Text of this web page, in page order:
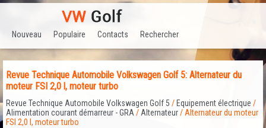
Nouveau Populaire Contacts Rechercher
Revue Technique Automobile Volkswagen Golf 5: Alternateur du
moteur FSI 2,0 l, moteur turbo
Revue Technique Automobile Volkswagen Golf 5 / Equipement électrique /
Alimentation courant démarreur - GRA/Alternateur/ Alternateur du moteur
FSI 2,0 l, moteur turbo